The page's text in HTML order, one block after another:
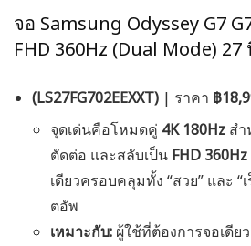
จอ Samsung Odyssey G7
FHD 360Hz (Dual Mode) 27
(LS27FG702EEXXT) | ราคา ฿
จุดเด่นคือโหมดคู่ 4K 180Hz สำ
ตัดต่อ และสลับเป็น FHD 360Hz
เดียวครอบคลุมทั้ง “สวย” และ “
ตอัพ
เหมาะกับ: ผู้ใช้ที่ต้องการจอเดีย